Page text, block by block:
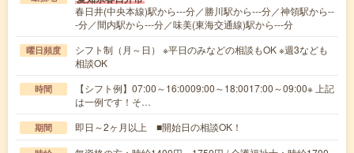
春日井(中央本線)駅から---分／勝川駅から---分／神領駅から--
-分／間内駅から---分／味美(東海交通線)駅から---分
曜日頻度
シフト制（月～日） ※平日のみなどの相談もOK ※週3なども
相談OK
時間
【シフト例】07:00～16:0009:00～18:0017:00～09:00※ 上記
は一例です！そ…
期間 即日～2ヶ月以上 ■開始日の相談OK！